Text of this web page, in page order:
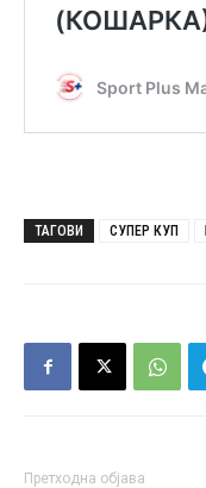
ТАГОВИ СУПЕР КУП
Претходна објава